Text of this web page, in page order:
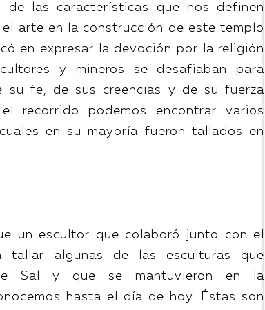
de las características que nos definen
arte en la construcción de este templo
en expresar la devoción por la religión
y mineros se desafiaban para
su fe, de sus creencias y de su fuerza
recorrido podemos encontrar varios
en su mayoría fueron tallados en
un escultor que colaboró junto con el
tallar algunas de las esculturas que
Sal y que se mantuvieron en la
hasta el día de hoy. Éstas son